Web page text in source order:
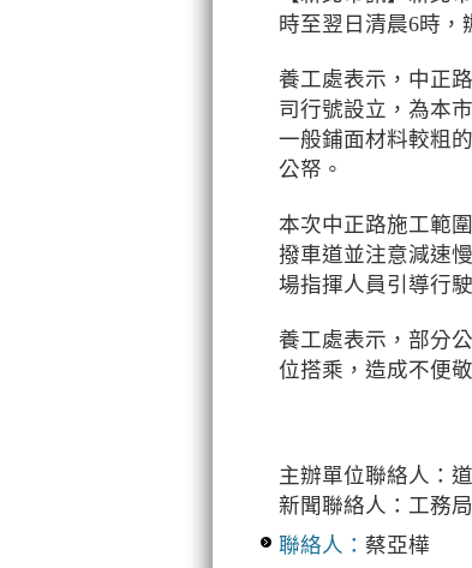
時至翌日清晨6時，
養工處表示，中正
司行號設立，為本
一般鋪面材料較粗
公帑。
本次中正路施工範
撥車道並注意減速
場指揮人員引導行駛
養工處表示，部分
位搭乘，造成不便
主辦單位聯絡人：
新聞聯絡人：工務
聯絡人： 蔡亞樺